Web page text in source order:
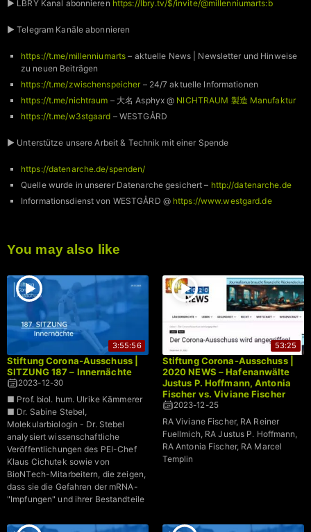
► LBRY Kanal abonnieren https://lbry.tv/$/invite/@millenniumarts:b
► Telegram Kanäle abonnieren
https://t.me/millenniumarts – aktuelle News | Newsletter und Hinweise
zu neuen Beiträgen
https://t.me/zwischenspeicher – 24/7 aktuelle Informationen
https://t.me/nichtraum – 大名 Asphyx @ NICHTRAUM 製造 Manufaktur
https://t.me/w3stgaard – WESTGÅRD
► Unterstütze unsere Arbeit & Technik mit einer Spende
https://datenarche.de/spenden/
Quelle wurde in unserer Datenarche gesichert – http://datenarche.de
Informationsdienst von WESTGÅRD @ https://www.westgard.de
You may also like
3:55:56
Stiftung Corona-Ausschuss |
SITZUNG 187 – Innernächte
2023-12-30
■ Prof. biol. hum. Ulrike Kämmerer
■ Dr. Sabine Stebel,
Molekularbiologin - Dr. Stebel
analysiert wissenschaftliche
Veröffentlichungen des PEI-Chef
Klaus Cichutek sowie von
BioNTech-Mitarbeitern, die zeigen,
dass sie die Gefahren der mRNA-
"Impfungen" und ihrer Bestandteile
53:25
Stiftung Corona-Ausschuss |
2020 NEWS – Hafenanwälte
Justus P. Hoffmann, Antonia
Fischer vs. Viviane Fischer
2023-12-25
RA Viviane Fischer, RA Reiner
Fuellmich, RA Justus P. Hoffmann,
RA Antonia Fischer, RA Marcel
Templin